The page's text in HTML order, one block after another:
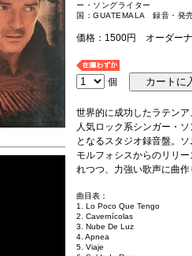
ー・ソングライター
国：GUATEMALA 録音・発
価格：1500円 オーダー
個
世界的に成功したラテン
人気ロック系シンガー・
となるスタジオ録音盤。
モルフォシスからのリリ
れつつ、力強い歌声に曲
曲目表：
1. Lo Poco Que Tengo
2. Cavernícolas
3. Nube De Luz
4. Apnea
5. Viaje